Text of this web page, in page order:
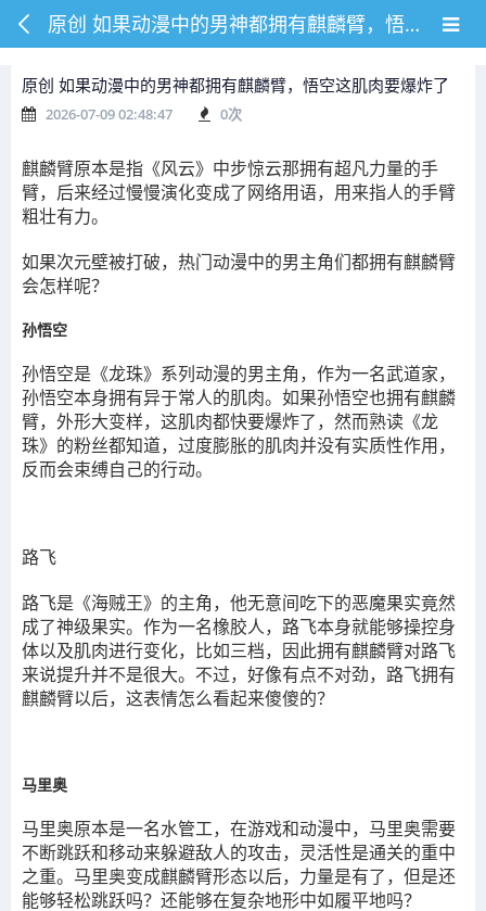
原创 如果动漫中的男神都拥有麒麟臂，悟空这肌肉要爆炸了
原创 如果动漫中的男神都拥有麒麟臂，悟空这肌肉要爆炸了
2026-07-09 02:48:47 0次
麒麟臂原本是指《风云》中步惊云那拥有超凡力量的手
臂，后来经过慢慢演化变成了网络用语，用来指人的手臂
粗壮有力。
如果次元壁被打破，热门动漫中的男主角们都拥有麒麟臂
会怎样呢？
孙悟空
孙悟空是《龙珠》系列动漫的男主角，作为一名武道家，
孙悟空本身拥有异于常人的肌肉。如果孙悟空也拥有麒麟
臂，外形大变样，这肌肉都快要爆炸了，然而熟读《龙
珠》的粉丝都知道，过度膨胀的肌肉并没有实质性作用，
反而会束缚自己的行动。
路飞
路飞是《海贼王》的主角，他无意间吃下的恶魔果实竟然
成了神级果实。作为一名橡胶人，路飞本身就能够操控身
体以及肌肉进行变化，比如三档，因此拥有麒麟臂对路飞
来说提升并不是很大。不过，好像有点不对劲，路飞拥有
麒麟臂以后，这表情怎么看起来傻傻的？
马里奥
马里奥原本是一名水管工，在游戏和动漫中，马里奥需要
不断跳跃和移动来躲避敌人的攻击，灵活性是通关的重中
之重。马里奥变成麒麟臂形态以后，力量是有了，但是还
能够轻松跳跃吗？还能够在复杂地形中如履平地吗？